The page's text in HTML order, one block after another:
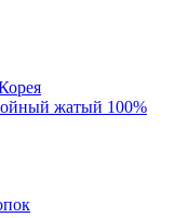
жатый 100%